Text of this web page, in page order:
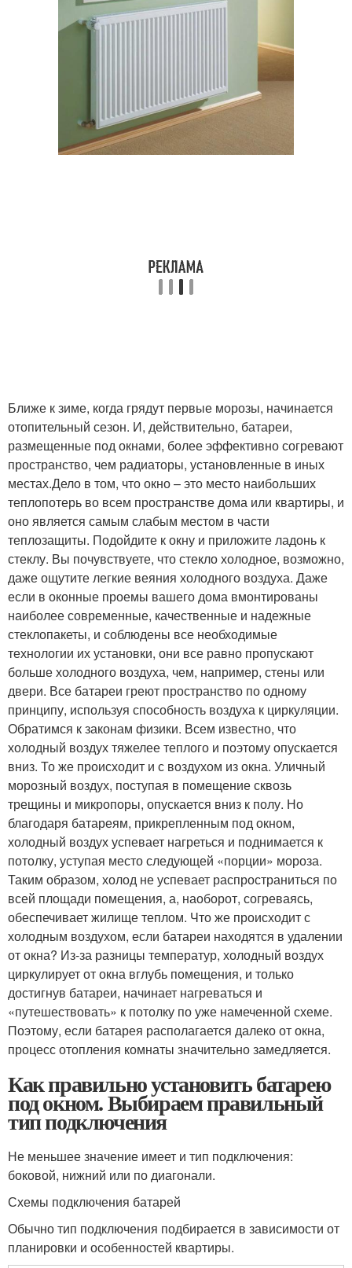
Ближе к зиме, когда грядут первые морозы, начинается
отопительный сезон. И, действительно, батареи,
размещенные под окнами, более эффективно согревают
пространство, чем радиаторы, установленные в иных
местах.Дело в том, что окно – это место наибольших
теплопотерь во всем пространстве дома или квартиры, и
оно является самым слабым местом в части
теплозащиты. Подойдите к окну и приложите ладонь к
стеклу. Вы почувствуете, что стекло холодное, возможно,
даже ощутите легкие веяния холодного воздуха. Даже
если в оконные проемы вашего дома вмонтированы
наиболее современные, качественные и надежные
стеклопакеты, и соблюдены все необходимые
технологии их установки, они все равно пропускают
больше холодного воздуха, чем, например, стены или
двери. Все батареи греют пространство по одному
принципу, используя способность воздуха к циркуляции.
Обратимся к законам физики. Всем известно, что
холодный воздух тяжелее теплого и поэтому опускается
вниз. То же происходит и с воздухом из окна. Уличный
морозный воздух, поступая в помещение сквозь
трещины и микропоры, опускается вниз к полу. Но
благодаря батареям, прикрепленным под окном,
холодный воздух успевает нагреться и поднимается к
потолку, уступая место следующей «порции» мороза.
Таким образом, холод не успевает распространиться по
всей площади помещения, а, наоборот, согреваясь,
обеспечивает жилище теплом. Что же происходит с
холодным воздухом, если батареи находятся в удалении
от окна? Из-за разницы температур, холодный воздух
циркулирует от окна вглубь помещения, и только
достигнув батареи, начинает нагреваться и
«путешествовать» к потолку по уже намеченной схеме.
Поэтому, если батарея располагается далеко от окна,
процесс отопления комнаты значительно замедляется.
Как правильно установить батарею
под окном. Выбираем правильный
тип подключения
Не меньшее значение имеет и тип подключения:
боковой, нижний или по диагонали.
Схемы подключения батарей
Обычно тип подключения подбирается в зависимости от
планировки и особенностей квартиры.